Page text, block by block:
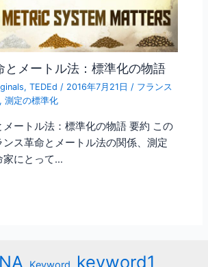
とメートル法：標準化の物語
,TEDEd / 2016年7月21日/ フランス
,測定の標準化
メートル法：標準化の物語 要約 この
ス革命とメートル法の関係、測定
家にとって…
keyword1